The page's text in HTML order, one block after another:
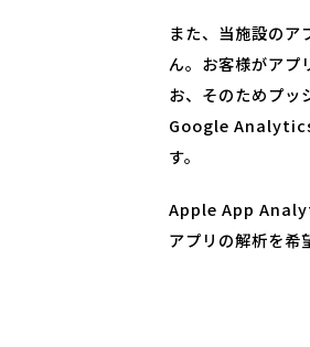
また、当施設のア
ん。お客様がアプ
お、そのためプ
Google Analytics
す。
Apple App
アプリの解析を希